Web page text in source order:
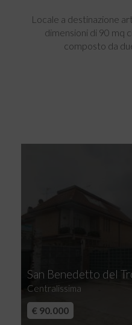
Locale a destinazione
dimensioni di 90 mq
composto da
San Benedetto del
Centralissima
€ 90.000